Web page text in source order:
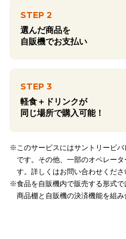
STEP 2
選んだ商品を
自販機でお支払い
STEP 3
軽食＋ドリンクが
同じ場所で購入可能！
※このサービスにはサントリービ
です。その他、一部のオペレー
す。詳しくはお問い合わせ くださ
※食品を自販機内で販売する形式で
商品棚と自販機の決済機能を組み